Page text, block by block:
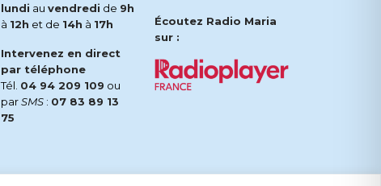
lundi au vendredi de 9h
à 12h et de 14h à 17h
Intervenez en direct
par téléphone
Tél. 04 94 209 109 ou
parSMS : 07 83 89 13
75
Écoutez Radio Maria
sur :